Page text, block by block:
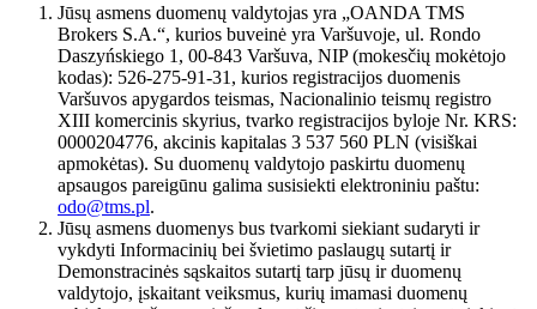
Jūsų asmens duomenų valdytojas yra „OANDA TMS
Brokers S.A.“, kurios buveinė yra Varšuvoje, ul. Rondo
Daszyńskiego 1, 00-843 Varšuva, NIP (mokesčių mokėtojo
kodas): 526-275-91-31, kurios registracijos duomenis
Varšuvos apygardos teismas, Nacionalinio teismų registro
XIII komercinis skyrius, tvarko registracijos byloje Nr. KRS:
0000204776, akcinis kapitalas 3 537 560 PLN (visiškai
apmokėtas). Su duomenų valdytojo paskirtu duomenų
apsaugos pareigūnu galima susisiekti elektroniniu paštu:
odo@tms.pl.
Jūsų asmens duomenys bus tvarkomi siekiant sudaryti ir
vykdyti Informacinių bei švietimo paslaugų sutartį ir
Demonstracinės sąskaitos sutartį tarp jūsų ir duomenų
valdytojo, įskaitant veiksmus, kurių imamasi duomenų